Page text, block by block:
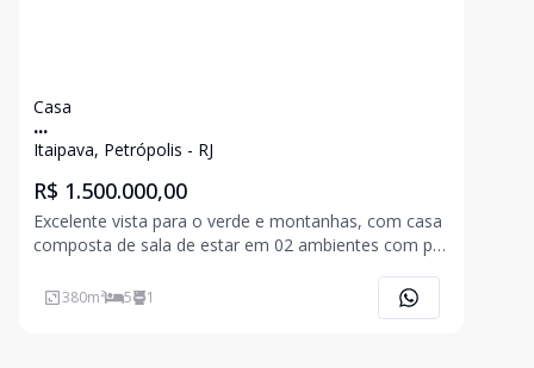
Casa
...
Itaipava, Petrópolis - RJ
R$ 1.500.000,00
Excelente vista para o verde e montanhas, com casa
composta de sala de estar em 02 ambientes com pé
armários (sendo 01 suíte com ar e com varanda
fechada), banheiro social, sala íntima, cozinha
380m² 5 1